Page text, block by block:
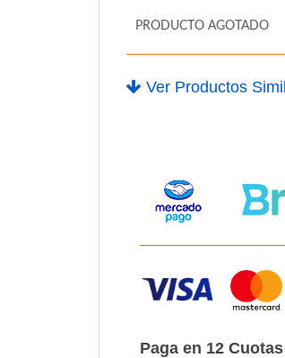
PRODUCTO AGOTADO
Ver Productos
Paga en 12